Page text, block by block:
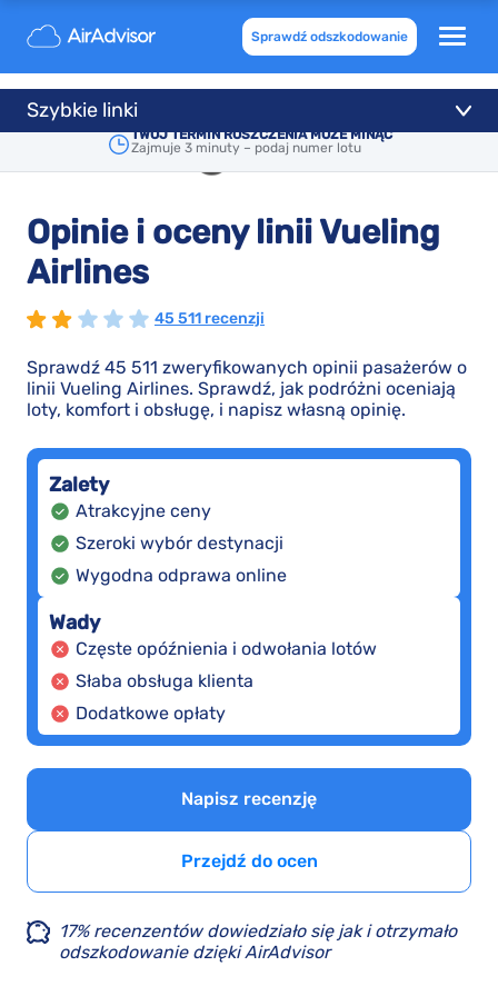
Sprawdź odszkodowanie
TWÓJ TERMIN ROSZCZENIA MOŻE MINĄĆ
Zajmuje 3 minuty – podaj numer lotu
Szybkie linki
Opinie i oceny linii Vueling
Airlines
45 511 recenzji
Sprawdź 45 511 zweryfikowanych opinii pasażerów o
linii Vueling Airlines. Sprawdź, jak podróżni oceniają
loty, komfort i obsługę, i napisz własną opinię.
Zalety
Atrakcyjne ceny
Szeroki wybór destynacji
Wygodna odprawa online
Wady
Częste opóźnienia i odwołania lotów
Słaba obsługa klienta
Dodatkowe opłaty
Napisz recenzję
Przejdź do ocen
17% recenzentów dowiedziało się jak i otrzymało
odszkodowanie dzięki AirAdvisor